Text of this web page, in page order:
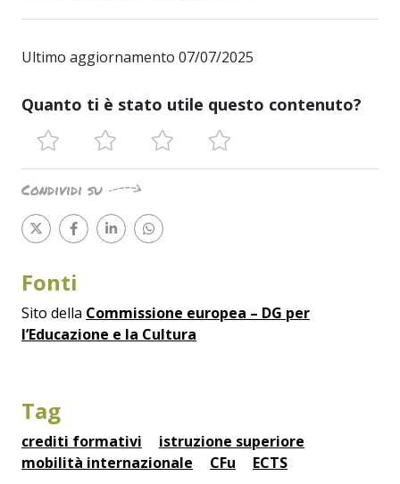
Ultimo aggiornamento 07/07/2025
Quanto ti è stato utile questo contenuto?
Condividi su
Fonti
Sito della Commissione europea – DG per
l’Educazione e la Cultura
Tag
crediti formativi
istruzione superiore
mobilità internazionale
CFu ECTS